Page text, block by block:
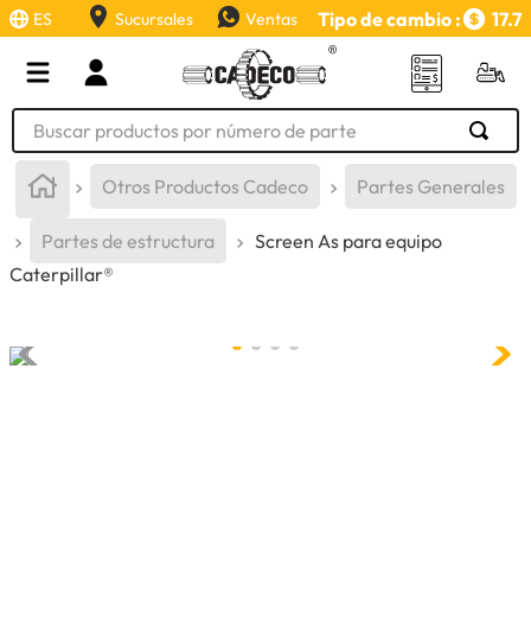
ES Sucursales Ventas Tipo de cambio : 17.7
Buscar productos por número de parte
Otros Productos Cadeco Partes Generales
Partes de estructura
Screen As para equipo
Caterpillar®
TÉRMINOS MÁS BUSCADOS
2 .
aceite